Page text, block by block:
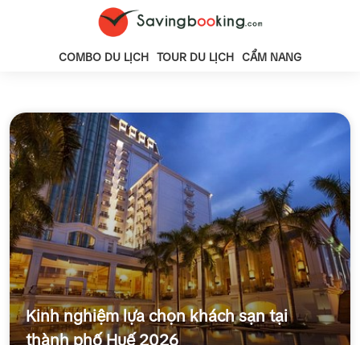
COMBO DU LỊCH TOUR DU LỊCH CẨM NANG
Kinh nghiệm lựa chọn khách sạn tại
thành phố Huế 2026